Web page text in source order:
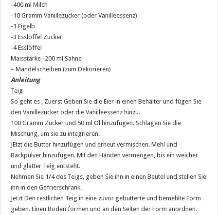
-400 ml Milch
-10 Gramm Vanillezucker (oder Vanilleessenz)
-1 Eigelb
-3 Esslöffel Zucker
-4 Esslöffel
Maisstärke -200 ml Sahne
– Mandelscheiben (zum Dekorieren)
Anleitung
Teig
So geht es , Zuerst Geben Sie die Eier in einen Behälter und fügen Sie
den Vanillezucker oder die Vanilleessenz hinzu.
100 Gramm Zucker und 50 ml Öl hinzufügen. Schlagen Sie die
Mischung, um sie zu integrieren.
JEtzt die Butter hinzufügen und erneut vermischen. Mehl und
Backpulver hinzufügen. Mit den Händen vermengen, bis ein weicher
und glatter Teig entsteht.
Nehmen Sie 1/4 des Teigs, geben Sie ihn in einen Beutel und stellen Sie
ihn in den Gefrierschrank.
Jetzt Den restlichen Teig in eine zuvor gebutterte und bemehlte Form
geben. Einen Boden formen und an den Seiten der Form anordnen.